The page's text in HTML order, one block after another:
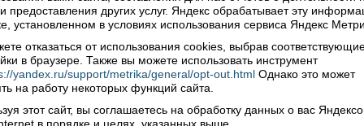
Представительного Собрания Владимир
подвел итог: «Мы пришли к выводу, что в первую
необходимо решить вопрос с землёй: установить,
принадлежит. Администрации сельского поселения
проконтролировать и привести в соответствие с
предоставления других услуг. Яндекс обрабатывает эту
установленном в условиях использования сервиса Яндекс
отказаться от использования cookies, выбрав
в браузере. Также вы можете использовать инструмент
yandex.ru/support/metrika/general/opt-out.html Однако это может
на работу некоторых функций сайта.
этот сайт, вы соглашаетесь на обработку данных о вас